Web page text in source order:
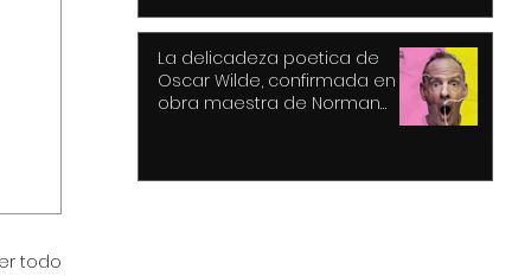
todo
La delicadeza poetica de
Oscar Wilde, confirmada en la
obra maestra de Norman